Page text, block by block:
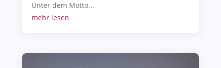
Unter dem Motto...
mehr lesen